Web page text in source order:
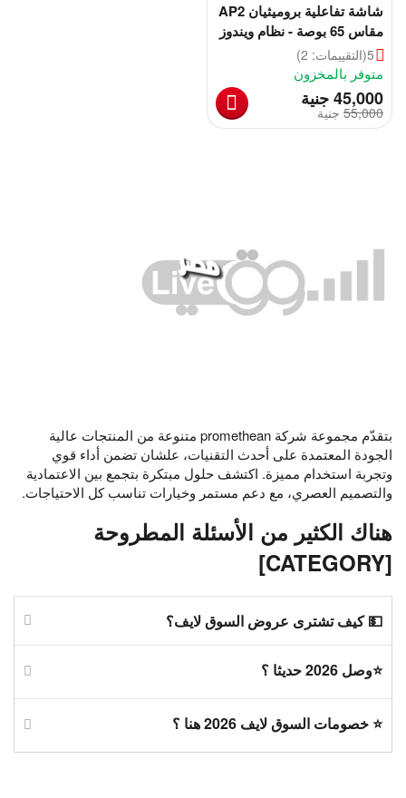
بتقدّم مجموعة شركة promethean متنوعة من المنتجات عالية
الجودة المعتمدة على أحدث التقنيات، علشان تضمن أداء قوي
وتجربة استخدام مميزة. اكتشف حلول مبتكرة بتجمع بين الاعتمادية
والتصميم العصري، مع دعم مستمر وخيارات تناسب كل الاحتياجات.
هناك الكثير من الأسئلة المطروحة
[CATEGORY]
💵 كيف تشترى عروض السوق لايف؟
⭐وصل 2026 حديثا ؟
⭐ خصومات السوق لايف 2026 هنا ؟
شاشة تفاعلية بروميثيان AP2
مقاس 65 بوصة - نظام ويندوز
5(التقييمات: 2)
متوفر بالمخزون
جنية45,000
جنية 55,000